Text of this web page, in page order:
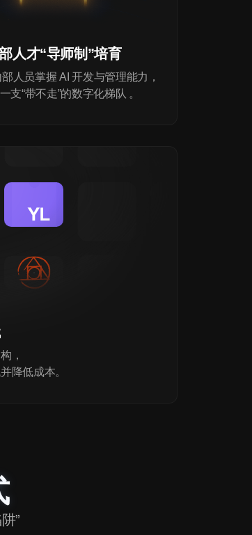
人才“导师制”培育
人员掌握 AI 开发与管理能力，
支“带不走”的数字化梯队 。
，
降低成本。
”